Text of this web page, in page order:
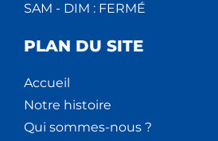
SAM - DIM : FERMÉ
PLAN DU SITE
Accueil
Notre histoire
Qui sommes-nous ?